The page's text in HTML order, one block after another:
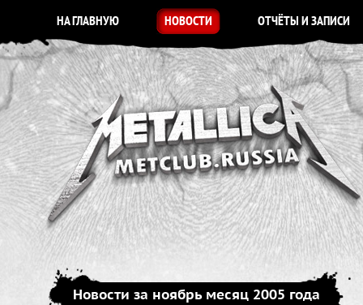
НА ГЛАВНУЮ НОВОСТИ ОТЧЁТЫ И ЗАПИСИ
Новости за ноябрь месяц 2005 года